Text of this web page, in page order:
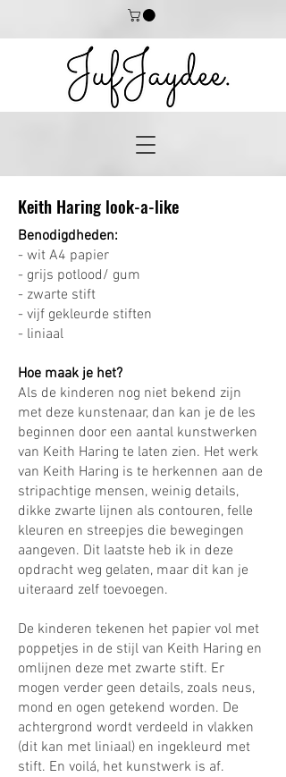
Keith Haring look-a-like
Benodigdheden:
- wit A4 papier
- grijs potlood/ gum
- zwarte stift
- vijf gekleurde stiften
- liniaal
Hoe maak je het?
Als de kinderen nog niet bekend zijn
met deze kunstenaar, dan kan je de les
beginnen door een aantal kunstwerken
van Keith Haring te laten zien. Het werk
van Keith Haring is te herkennen aan de
stripachtige mensen, weinig details,
dikke zwarte lijnen als contouren, felle
kleuren en streepjes die bewegingen
aangeven. Dit laatste heb ik in deze
opdracht weg gelaten, maar dit kan je
uiteraard zelf toevoegen.
De kinderen tekenen het papier vol met
poppetjes in de stijl van Keith Haring en
omlijnen deze met zwarte stift. Er
mogen verder geen details, zoals neus,
mond en ogen getekend worden. De
achtergrond wordt verdeeld in vlakken
(dit kan met liniaal) en ingekleurd met
stift. En voilá, het kunstwerk is af.